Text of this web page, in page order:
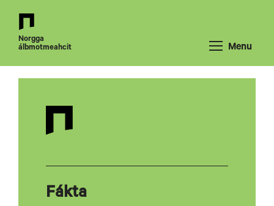
Back
to
front
Norgga
álbmotmeahcit
Menu
Fákta